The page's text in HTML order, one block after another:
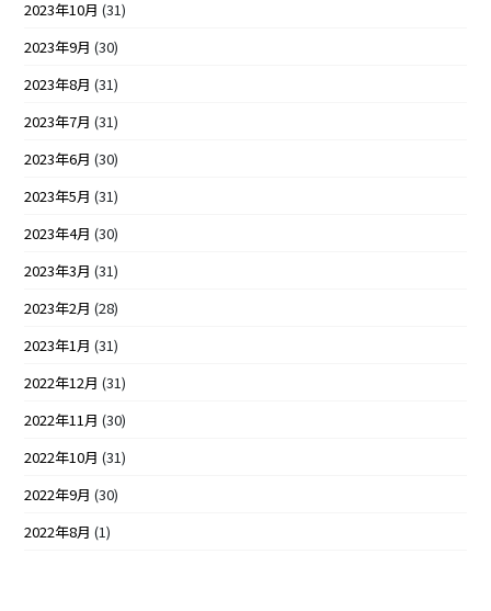
2023年10月 (31)
2023年9月 (30)
2023年8月 (31)
2023年7月 (31)
2023年6月 (30)
2023年5月 (31)
2023年4月 (30)
2023年3月 (31)
2023年2月 (28)
2023年1月 (31)
2022年12月 (31)
2022年11月 (30)
2022年10月 (31)
2022年9月 (30)
2022年8月 (1)